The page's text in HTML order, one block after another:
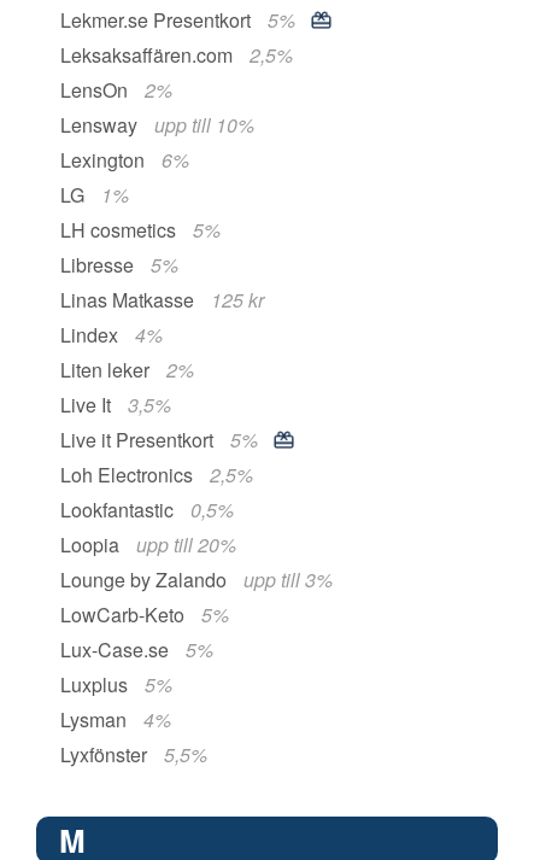
Lekmer.se Presentkort
5%
Leksaksaffären.com
2,5%
LensOn
2%
Lensway
upp till 10%
Lexington
6%
LG
1%
LH cosmetics
5%
Libresse
5%
Linas Matkasse
125 kr
Lindex
4%
Liten leker
2%
Live It
3,5%
Live it Presentkort
5%
Loh Electronics
2,5%
Lookfantastic
0,5%
Loopia
upp till 20%
Lounge by Zalando
upp till 3%
LowCarb-Keto
5%
Lux-Case.se
5%
Luxplus
5%
Lysman
4%
Lyxfönster
5,5%
M